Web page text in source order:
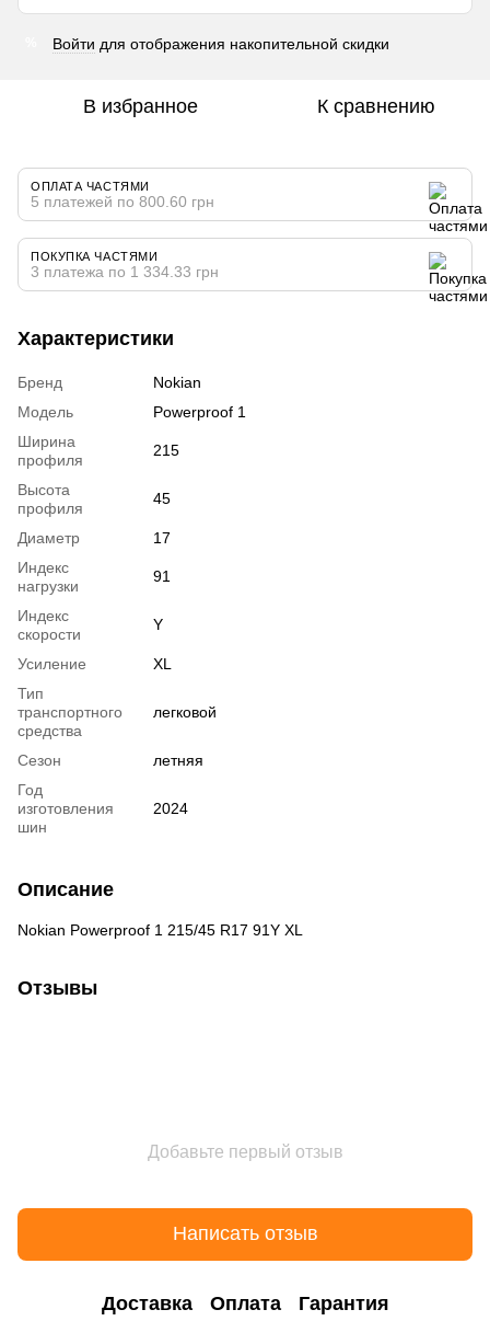
Войти для отображения накопительной скидки
В избранное К сравнению
ОПЛАТА ЧАСТЯМИ
5 платежей по 800.60 грн
ПОКУПКА ЧАСТЯМИ
3 платежа по 1 334.33 грн
Характеристики
Бренд
Nokian
Модель
Powerproof 1
Ширина
профиля
215
Высота
профиля
45
Диаметр
17
Индекс
нагрузки
91
Индекс
скорости
Y
Усиление
XL
Тип
транспортного
средства
легковой
Сезон
летняя
Год
изготовления
шин
2024
Описание
Nokian Powerproof 1 215/45 R17 91Y XL
Отзывы
Добавьте первый отзыв
Написать отзыв
Доставка Оплата Гарантия